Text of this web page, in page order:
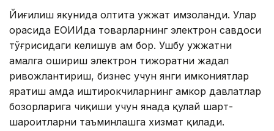
Йиғилиш якунида олтита ҳужжат имзоланди. Улар
орасида ЕОИИда товарларнинг электрон савдоси
тўғрисидаги келишув ҳам бор. Ушбу ҳужжатни
амалга ошириш электрон тижоратни жадал
ривожлантириш, бизнес учун янги имкониятлар
яратиш ҳамда иштирокчиларнинг ҳамкор давлатлар
бозорларига чиқиши учун янада қулай шарт-
шароитларни таъминлашга хизмат қилади.